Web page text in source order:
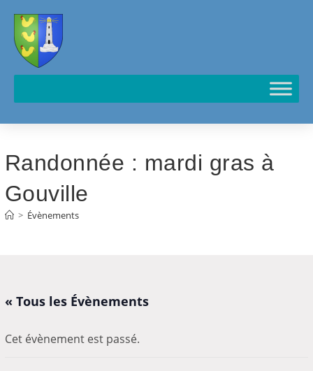
Randonnée : mardi gras à
Gouville
> Évènements
« Tous les Évènements
Cet évènement est passé.